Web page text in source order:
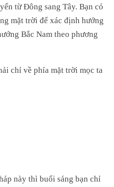
từ Đông sang Tây. Bạn có
mặt trời để xác định hướng
Bắc Nam theo phương
chỉ về phía mặt trời mọc ta
này thì buổi sáng bạn chỉ